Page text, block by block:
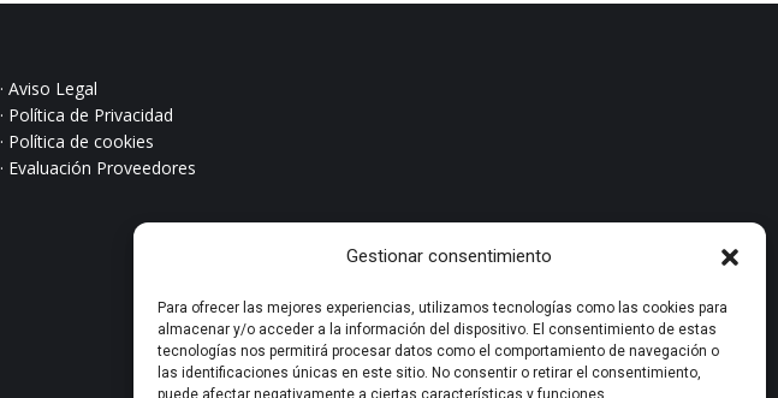
Gestionar consentimiento
Para ofrecer las mejores experiencias, utilizamos tecnologías como las cookies para
almacenar y/o acceder a la información del dispositivo. El consentimiento de estas
tecnologías nos permitirá procesar datos como el comportamiento de navegación o
las identificaciones únicas en este sitio. No consentir o retirar el consentimiento,
puede afectar negativamente a ciertas características y funciones.
· Aviso Legal
· Política de Privacidad
· Política de cookies
· Evaluación Proveedores